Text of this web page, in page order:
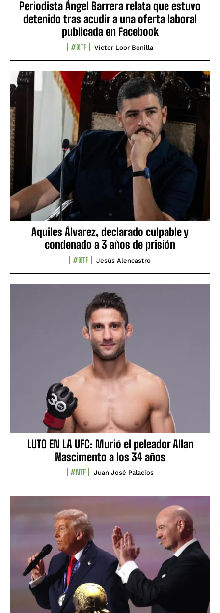
Periodista Ángel Barrera relata que estuvo
detenido tras acudir a una oferta laboral
publicada en Facebook
#NTF Víctor Loor Bonilla
Aquiles Álvarez, declarado culpable y
condenado a 3 años de prisión
#NTF Jesús Alencastro
LUTO EN LA UFC: Murió el peleador Allan
Nascimento a los 34 años
#NTF Juan José Palacios